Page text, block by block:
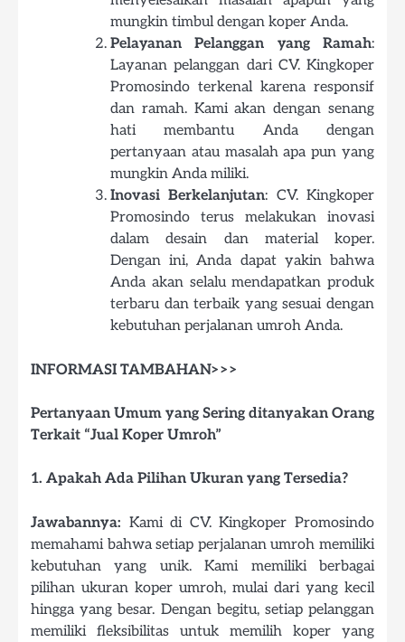
mungkin timbul dengan koper Anda.
Pelayanan Pelanggan yang Ramah:
Layanan pelanggan dari CV. Kingkoper
Promosindo terkenal karena responsif
dan ramah. Kami akan dengan senang
hati membantu Anda dengan
pertanyaan atau masalah apa pun yang
mungkin Anda miliki.
Inovasi Berkelanjutan: CV. Kingkoper
Promosindo terus melakukan inovasi
dalam desain dan material koper.
Dengan ini, Anda dapat yakin bahwa
Anda akan selalu mendapatkan produk
terbaru dan terbaik yang sesuai dengan
kebutuhan perjalanan umroh Anda.
INFORMASI TAMBAHAN>>>
Pertanyaan Umum yang Sering ditanyakan Orang
Terkait “Jual Koper Umroh”
1. Apakah Ada Pilihan Ukuran yang Tersedia?
Jawabannya: Kami di CV. Kingkoper Promosindo
memahami bahwa setiap perjalanan umroh memiliki
kebutuhan yang unik. Kami memiliki berbagai
pilihan ukuran koper umroh, mulai dari yang kecil
hingga yang besar. Dengan begitu, setiap pelanggan
memiliki fleksibilitas untuk memilih koper yang